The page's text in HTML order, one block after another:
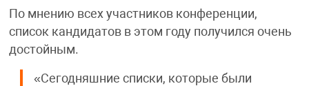
По мнению всех участников конференции,
список кандидатов в этом году получился очень
достойным.
«Сегодняшние списки, которые были